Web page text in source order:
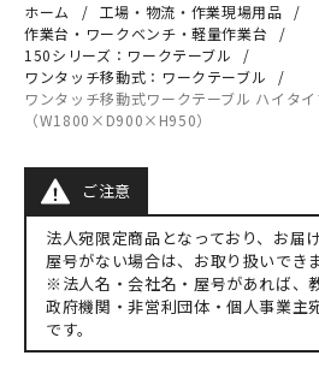
ホーム
工場・物流・作業現場用品
作業台・ワークベンチ・軽量作業台
150シリーズ：ワークテーブル
ワンタッチ移動式：ワークテーブル
ワンタッチ移動式ワークテーブル ハイタ
（W1800×D900×H950）
ご注意
法人宛限定商品となっており、お届
屋号がない場合は、お取り扱いでき
※法人名・会社名・屋号があれば、
政府機関・非営利団体・個人事業主
です。